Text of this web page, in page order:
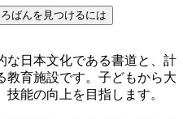
ばんを見つけるには
な日本文化である書道と、計
教育施設です。子どもから大
能の向上を目指します。